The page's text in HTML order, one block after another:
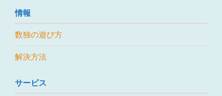
情報
数独の遊び方
解決方法
サービス